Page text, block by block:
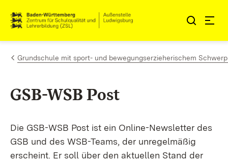
Zum Inhalt springen
Link zur Startseite
Grundschule mit sport- und bewegungserzieherischem
GSB-WSB Post
Die GSB-WSB Post ist ein Online-Newsletter des
GSB und des WSB-Teams, der unregelmäßig
erscheint. Er soll über den aktuellen Stand der